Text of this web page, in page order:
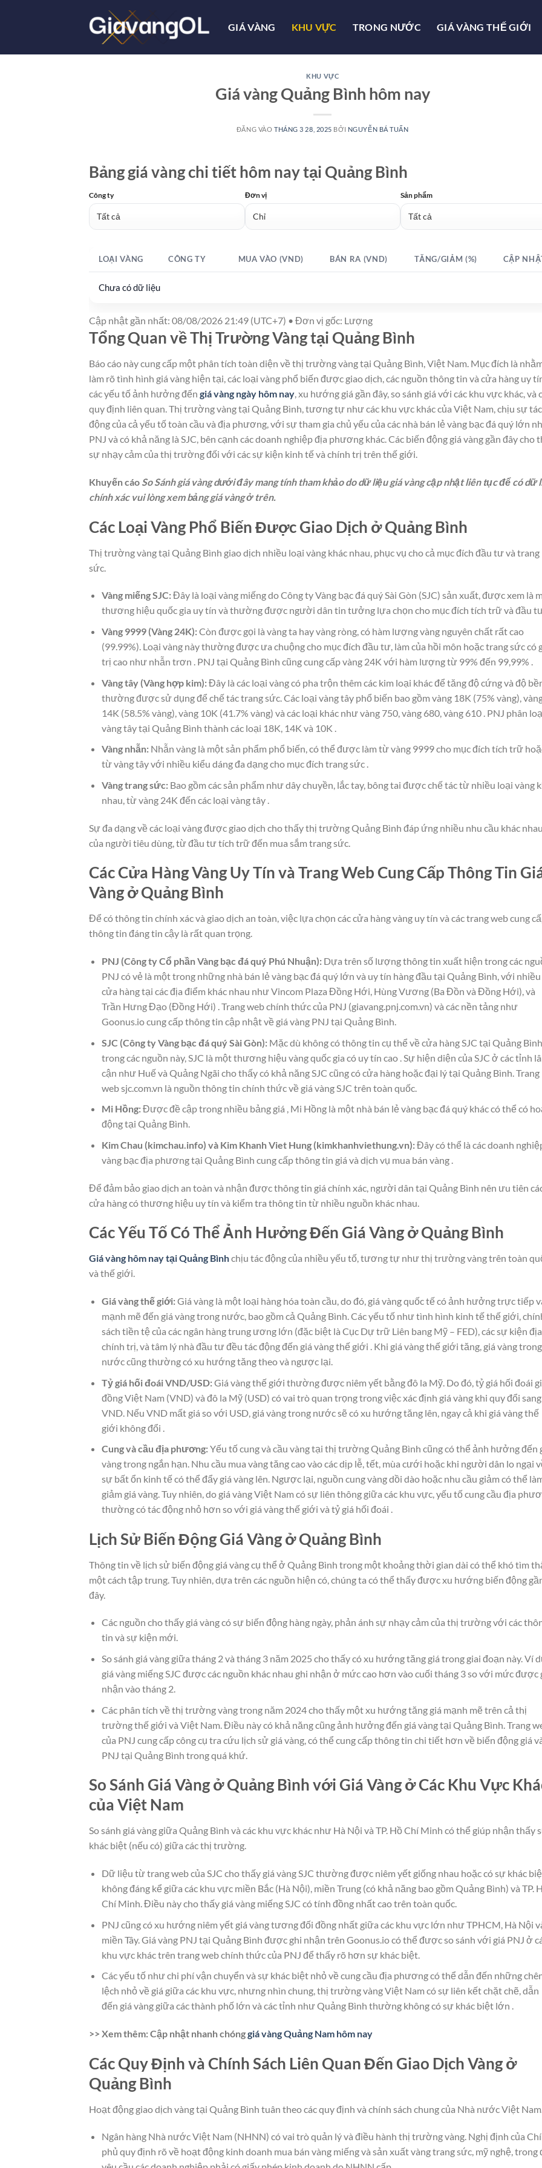
dung
GIÁ VÀNG KHU VỰC TRONG NƯỚC GIÁ VÀNG THẾ GIỚI
KHU VỰC
Giá vàng Quảng Bình hôm nay
ĐĂNG VÀO THÁNG 3 28, 2025 BỞI NGUYỄN BÁ TUẤN
Bảng giá vàng chi tiết hôm nay tại Quảng Bình
Công ty Đơn vị Sản phẩm
LOẠI VÀNG CÔNG TY MUA VÀO (VND) BÁN RA (VND) TĂNG/GIẢM (%) CẬP
Chưa có dữ liệu
Cập nhật gần nhất: 08/08/2026 21:49 (UTC+7) • Đơn vị gốc: Lượng
Tổng Quan về Thị Trường Vàng tại Quảng Bình
Báo cáo này cung cấp một phân tích toàn diện về thị trường vàng tại Quảng Bình, Việt Nam. Mục đích là
làm rõ tình hình giá vàng hiện tại, các loại vàng phổ biến được giao dịch, các nguồn thông tin và cửa hàng uy
các yếu tố ảnh hưởng đến giá vàng ngày hôm nay, xu hướng giá gần đây, so sánh giá với các khu vực khác, và
quy định liên quan. Thị trường vàng tại Quảng Bình, tương tự như các khu vực khác của Việt Nam, chịu sự tác
động của cả yếu tố toàn cầu và địa phương, với sự tham gia chủ yếu của các nhà bán lẻ vàng bạc đá quý lớn
PNJ và có khả năng là SJC, bên cạnh các doanh nghiệp địa phương khác. Các biến động giá vàng gần đây cho
sự nhạy cảm của thị trường đối với các sự kiện kinh tế và chính trị trên thế giới.
Khuyến cáo So Sánh giá vàng dưới đây mang tính tham khảo do dữ liệu giá vàng cập nhật liên tục để có dữ
chính xác vui lòng xem bảng giá vàng ở trên.
Các Loại Vàng Phổ Biến Được Giao Dịch ở Quảng Bình
Thị trường vàng tại Quảng Bình giao dịch nhiều loại vàng khác nhau, phục vụ cho cả mục đích đầu tư và trang
sức.
Vàng miếng SJC:Đây là loại vàng miếng do Công ty Vàng bạc đá quý Sài Gòn (SJC) sản xuất, được xem là
thương hiệu quốc gia uy tín và thường được người dân tin tưởng lựa chọn cho mục đích tích trữ và đầu
Vàng 9999 (Vàng 24K):Còn được gọi là vàng ta hay vàng ròng, có hàm lượng vàng nguyên chất rất cao
(99.99%). Loại vàng này thường được ưa chuộng cho mục đích đầu tư, làm của hồi môn hoặc trang sức có
trị cao như nhẫn trơn . PNJ tại Quảng Bình cũng cung cấp vàng 24K với hàm lượng từ 99% đến 99,99% .
Vàng tây (Vàng hợp kim):Đây là các loại vàng có pha trộn thêm các kim loại khác để tăng độ cứng và độ
thường được sử dụng để chế tác trang sức. Các loại vàng tây phổ biến bao gồm vàng 18K (75% vàng),
14K (58.5% vàng), vàng 10K (41.7% vàng) và các loại khác như vàng 750, vàng 680, vàng 610 . PNJ phân
vàng tây tại Quảng Bình thành các loại 18K, 14K và 10K .
Vàng nhẫn:Nhẫn vàng là một sản phẩm phổ biến, có thể được làm từ vàng 9999 cho mục đích tích trữ
từ vàng tây với nhiều kiểu dáng đa dạng cho mục đích trang sức .
Vàng trang sức:Bao gồm các sản phẩm như dây chuyền, lắc tay, bông tai được chế tác từ nhiều loại vàng
nhau, từ vàng 24K đến các loại vàng tây .
Sự đa dạng về các loại vàng được giao dịch cho thấy thị trường Quảng Bình đáp ứng nhiều nhu cầu khác nhau
của người tiêu dùng, từ đầu tư tích trữ đến mua sắm trang sức.
Các Cửa Hàng Vàng Uy Tín và Trang Web Cung Cấp Thông Tin
Vàng ở Quảng Bình
Để có thông tin chính xác và giao dịch an toàn, việc lựa chọn các cửa hàng vàng uy tín và các trang web cung
thông tin đáng tin cậy là rất quan trọng.
PNJ (Công ty Cổ phần Vàng bạc đá quý Phú Nhuận):Dựa trên số lượng thông tin xuất hiện trong các
PNJ có vẻ là một trong những nhà bán lẻ vàng bạc đá quý lớn và uy tín hàng đầu tại Quảng Bình, với nhiều
cửa hàng tại các địa điểm khác nhau như Vincom Plaza Đồng Hới, Hùng Vương (Ba Đồn và Đồng Hới), và
Trần Hưng Đạo (Đồng Hới) . Trang web chính thức của PNJ (giavang.pnj.com.vn) và các nền tảng như
Goonus.io cung cấp thông tin cập nhật về giá vàng PNJ tại Quảng Bình.
SJC (Công ty Vàng bạc đá quý Sài Gòn):Mặc dù không có thông tin cụ thể về cửa hàng SJC tại Quảng Bình
trong các nguồn này, SJC là một thương hiệu vàng quốc gia có uy tín cao . Sự hiện diện của SJC ở các tỉnh
cận như Huế và Quảng Ngãi cho thấy có khả năng SJC cũng có cửa hàng hoặc đại lý tại Quảng Bình. Trang
web sjc.com.vn là nguồn thông tin chính thức về giá vàng SJC trên toàn quốc.
Mi Hồng:Được đề cập trong nhiều bảng giá , Mi Hồng là một nhà bán lẻ vàng bạc đá quý khác có thể có
động tại Quảng Bình.
Kim Chau (kimchau.info) và Kim Khanh Viet Hung (kimkhanhviethung.vn):Đây có thể là các doanh
vàng bạc địa phương tại Quảng Bình cung cấp thông tin giá và dịch vụ mua bán vàng .
Để đảm bảo giao dịch an toàn và nhận được thông tin giá chính xác, người dân tại Quảng Bình nên ưu tiên
cửa hàng có thương hiệu uy tín và kiểm tra thông tin từ nhiều nguồn khác nhau.
Các Yếu Tố Có Thể Ảnh Hưởng Đến Giá Vàng ở Quảng Bình
Giá vàng hôm nay tại Quảng Bìnhchịu tác động của nhiều yếu tố, tương tự như thị trường vàng trên toàn
và thế giới.
Giá vàng thế giới:Giá vàng là một loại hàng hóa toàn cầu, do đó, giá vàng quốc tế có ảnh hưởng trực tiếp
mạnh mẽ đến giá vàng trong nước, bao gồm cả Quảng Bình. Các yếu tố như tình hình kinh tế thế giới,
sách tiền tệ của các ngân hàng trung ương lớn (đặc biệt là Cục Dự trữ Liên bang Mỹ – FED), các sự kiện địa
chính trị, và tâm lý nhà đầu tư đều tác động đến giá vàng thế giới . Khi giá vàng thế giới tăng, giá vàng trong
nước cũng thường có xu hướng tăng theo và ngược lại.
Tỷ giá hối đoái VND/USD:Giá vàng thế giới thường được niêm yết bằng đô la Mỹ. Do đó, tỷ giá hối đoái
đồng Việt Nam (VND) và đô la Mỹ (USD) có vai trò quan trọng trong việc xác định giá vàng khi quy đổi sang
VND. Nếu VND mất giá so với USD, giá vàng trong nước sẽ có xu hướng tăng lên, ngay cả khi giá vàng thế
giới không đổi .
Cung và cầu địa phương:Yếu tố cung và cầu vàng tại thị trường Quảng Bình cũng có thể ảnh hưởng đến
vàng trong ngắn hạn. Nhu cầu mua vàng tăng cao vào các dịp lễ, tết, mùa cưới hoặc khi người dân lo ngại
sự bất ổn kinh tế có thể đẩy giá vàng lên. Ngược lại, nguồn cung vàng dồi dào hoặc nhu cầu giảm có thể
giảm giá vàng. Tuy nhiên, do giá vàng Việt Nam có sự liên thông giữa các khu vực, yếu tố cung cầu địa
thường có tác động nhỏ hơn so với giá vàng thế giới và tỷ giá hối đoái .
Lịch Sử Biến Động Giá Vàng ở Quảng Bình
Thông tin về lịch sử biến động giá vàng cụ thể ở Quảng Bình trong một khoảng thời gian dài có thể khó tìm
một cách tập trung. Tuy nhiên, dựa trên các nguồn hiện có, chúng ta có thể thấy được xu hướng biến động
đây.
Các nguồn cho thấy giá vàng có sự biến động hàng ngày, phản ánh sự nhạy cảm của thị trường với các
tin và sự kiện mới.
So sánh giá vàng giữa tháng 2 và tháng 3 năm 2025 cho thấy có xu hướng tăng giá trong giai đoạn này. Ví
giá vàng miếng SJC được các nguồn khác nhau ghi nhận ở mức cao hơn vào cuối tháng 3 so với mức được
nhận vào tháng 2.
Các phân tích về thị trường vàng trong năm 2024 cho thấy một xu hướng tăng giá mạnh mẽ trên cả thị
trường thế giới và Việt Nam. Điều này có khả năng cũng ảnh hưởng đến giá vàng tại Quảng Bình. Trang
của PNJ cung cấp công cụ tra cứu lịch sử giá vàng, có thể cung cấp thông tin chi tiết hơn về biến động giá
PNJ tại Quảng Bình trong quá khứ.
So Sánh Giá Vàng ở Quảng Bình với Giá Vàng ở Các Khu Vực
của Việt Nam
So sánh giá vàng giữa Quảng Bình và các khu vực khác như Hà Nội và TP. Hồ Chí Minh có thể giúp nhận thấy
khác biệt (nếu có) giữa các thị trường.
Dữ liệu từ trang web của SJC cho thấy giá vàng SJC thường được niêm yết giống nhau hoặc có sự khác
không đáng kể giữa các khu vực miền Bắc (Hà Nội), miền Trung (có khả năng bao gồm Quảng Bình) và TP.
Chí Minh. Điều này cho thấy giá vàng miếng SJC có tính đồng nhất cao trên toàn quốc.
PNJ cũng có xu hướng niêm yết giá vàng tương đối đồng nhất giữa các khu vực lớn như TPHCM, Hà Nội
miền Tây. Giá vàng PNJ tại Quảng Bình được ghi nhận trên Goonus.io có thể được so sánh với giá PNJ ở
khu vực khác trên trang web chính thức của PNJ để thấy rõ hơn sự khác biệt.
Các yếu tố như chi phí vận chuyển và sự khác biệt nhỏ về cung cầu địa phương có thể dẫn đến những
lệch nhỏ về giá giữa các khu vực, nhưng nhìn chung, thị trường vàng Việt Nam có sự liên kết chặt chẽ, dẫn
đến giá vàng giữa các thành phố lớn và các tỉnh như Quảng Bình thường không có sự khác biệt lớn .
>> Xem thêm: Cập nhật nhanh chónggiá vàng Quảng Nam hôm nay
Các Quy Định và Chính Sách Liên Quan Đến Giao Dịch Vàng ở
Quảng Bình
Hoạt động giao dịch vàng tại Quảng Bình tuân theo các quy định và chính sách chung của Nhà nước Việt Nam.
Ngân hàng Nhà nước Việt Nam (NHNN) có vai trò quản lý và điều hành thị trường vàng. Nghị định của
phủ quy định rõ về hoạt động kinh doanh mua bán vàng miếng và sản xuất vàng trang sức, mỹ nghệ, trong